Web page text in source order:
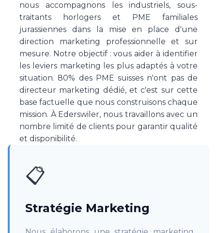
nous accompagnons les industriels, sous-
traitants horlogers et PME familiales
jurassiennes dans la mise en place d'une
direction marketing professionnelle et sur
mesure. Notre objectif : vous aider à identifier
les leviers marketing les plus adaptés à votre
situation. 80% des PME suisses n'ont pas de
directeur marketing dédié, et c'est sur cette
base factuelle que nous construisons chaque
mission. À Ederswiler, nous travaillons avec un
nombre limité de clients pour garantir qualité
et disponibilité.
📋
Stratégie Marketing